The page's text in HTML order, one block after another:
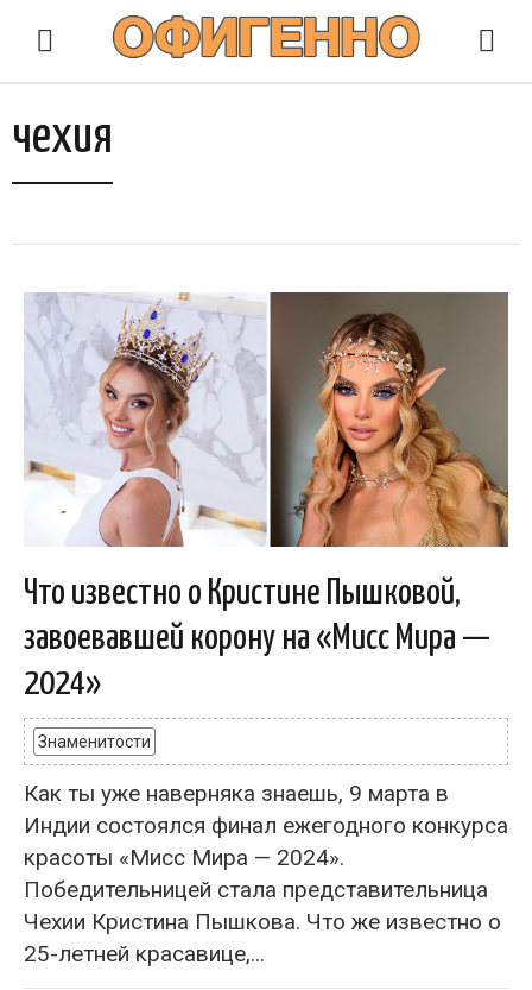
чехия
Что известно о Кристине Пышковой,
завоевавшей корону на «Мисс Мира —
2024»
Знаменитости
Как ты уже наверняка знаешь, 9 марта в
Индии состоялся финал ежегодного конкурса
красоты «Мисс Мира — 2024».
Победительницей стала представительница
Чехии Кристина Пышкова. Что же известно о
25-летней красавице,...